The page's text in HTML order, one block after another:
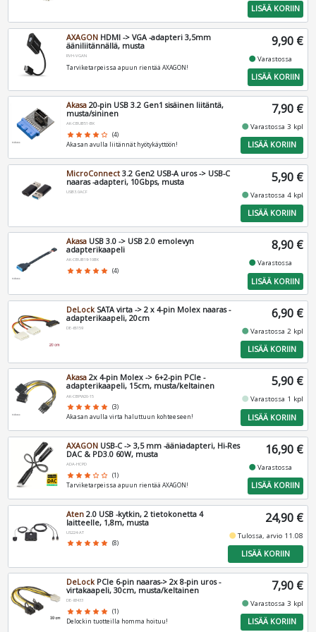
LISÄÄ KORIIN
AXAGON HDMI -> VGA -adapteri 3,5mm
ääniliitännällä, musta
RVH-VGAN
Tarviketarpeissa apuun rientää AXAGON!
9,90 €
fiber_manual_recordVarastossa
LISÄÄ KORIIN
Akasa 20-pin USB 3.2 Gen1 sisäinen liitäntä,
musta/sininen
AK-CBUB51-BK
star star star star star_border (4)
Akasan avulla liitännät hyötykäyttöön!
7,90 €
fiber_manual_recordVarastossa 3 kpl
LISÄÄ KORIIN
MicroConnect 3.2 Gen2 USB-A uros -> USB-C
naaras -adapteri, 10Gbps, musta
USB3.0ACF
5,90 €
fiber_manual_recordVarastossa 4 kpl
LISÄÄ KORIIN
Akasa USB 3.0 -> USB 2.0 emolevyn
adapterikaapeli
AK-CBUB19-10BK
star star star star star (4)
8,90 €
fiber_manual_recordVarastossa
LISÄÄ KORIIN
DeLockSATA virta -> 2 x 4-pin Molex naaras -
adapterikaapeli, 20cm
DE-65159
6,90 €
fiber_manual_recordVarastossa 2 kpl
LISÄÄ KORIIN
Akasa 2x 4-pin Molex -> 6+2-pin PCIe -
adapterikaapeli, 15cm, musta/keltainen
AK-CBPW20-15
star star star star star (3)
Akasan avulla virta haluttuun kohteeseen!
5,90 €
fiber_manual_record Varastossa 1 kpl
LISÄÄ KORIIN
AXAGON USB-C -> 3,5 mm -ääniadapteri, Hi-Res
DAC & PD3.0 60W, musta
ADA-HCPD
star star star star_border star_border (1)
Tarviketarpeissa apuun rientää AXAGON!
16,90 €
fiber_manual_recordVarastossa
LISÄÄ KORIIN
Aten 2.0 USB -kytkin, 2 tietokonetta 4
laitteelle, 1,8m, musta
US224-AT
star star star star star (8)
24,90 €
fiber_manual_recordTulossa, arvio 11.08
LISÄÄ KORIIN
DeLockPCIe 6-pin naaras-> 2x 8-pin uros -
virtakaapeli, 30cm, musta/keltainen
DE-83433
star star star star star (1)
Delockin tuotteilla homma hoituu!
7,90 €
fiber_manual_recordVarastossa 3 kpl
LISÄÄ KORIIN